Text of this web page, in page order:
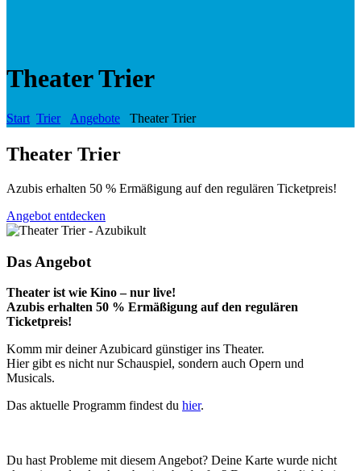
Theater Trier
Start Trier Angebote Theater Trier
Theater Trier
Azubis erhalten 50 % Ermäßigung auf den regulären Ticketpreis!
Angebot entdecken
Das Angebot
Theater ist wie Kino – nur live!
Azubis erhalten 50 % Ermäßigung auf den regulären
Ticketpreis!
Komm mir deiner Azubicard günstiger ins Theater.
Hier gibt es nicht nur Schauspiel, sondern auch Opern und
Musicals.
Das aktuelle Programm findest du hier.
Du hast Probleme mit diesem Angebot? Deine Karte wurde nicht